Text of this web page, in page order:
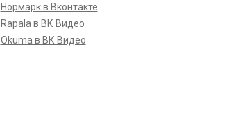
Нормарк в Вконтакте
Rapala в ВК Видео
Okuma в ВК Видео